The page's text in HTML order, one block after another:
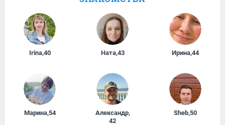
Irina,40 Ната,43 Ирина,44
Марина,54 Александр,
42
Sheb,50